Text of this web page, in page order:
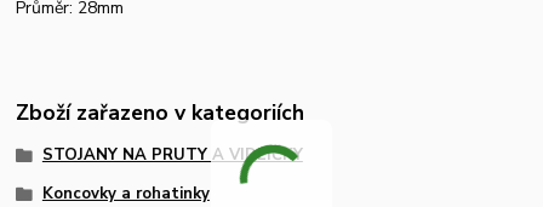
Průměr: 28mm
Zboží zařazeno v kategoriích
STOJANY NA PRUTY A VIDLIČKY
Koncovky a rohatinky